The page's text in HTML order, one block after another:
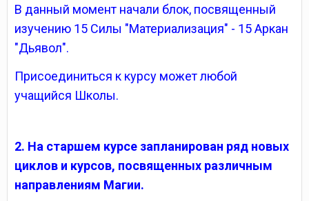
В данный момент начали блок, посвященный
изучению 15 Силы "Материализация" - 15 Аркан
"Дьявол".
Присоединиться к курсу может любой
учащийся Школы.
2. На старшем курсе запланирован ряд новых
циклов и курсов, посвященных различным
направлениям Магии.